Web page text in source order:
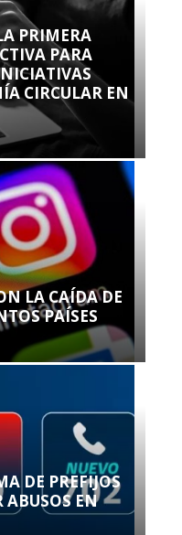
PRIMERA
PARA
CIRCULAR EN
LA CAÍDA DE
PAÍSES
DE PREFIJOS
ABUSOS EN